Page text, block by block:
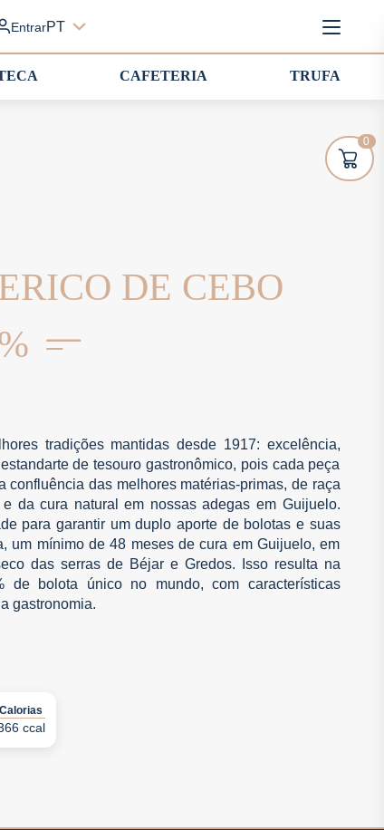
EntrarPT
CAFETERIA TRUFA
DE CEBO
tradições mantidas desde 1917: excelência,
de tesouro gastronômico, pois cada peça
confluência das melhores matérias-primas, de raça
da cura natural em nossas adegas em Guijuelo.
para garantir um duplo aporte de bolotas e suas
um mínimo de 48 meses de cura em Guijuelo, em
das serras de Béjar e Gredos. Isso resulta na
de bolota único no mundo, com características
gastronomia.
Calorias
ccal
0